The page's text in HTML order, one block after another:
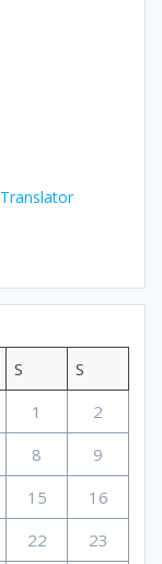
S
S
1
2
8
9
15
16
22
23